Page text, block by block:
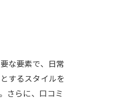
な要素で、日常
するスタイルを
さらに、口コミ